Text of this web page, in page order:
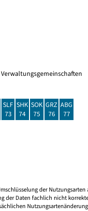
Verwaltungsgemeinschaften
SLF
73
SHK
74
SOK
75
GRZ
76
ABG
77
der
Daten fachlich nicht